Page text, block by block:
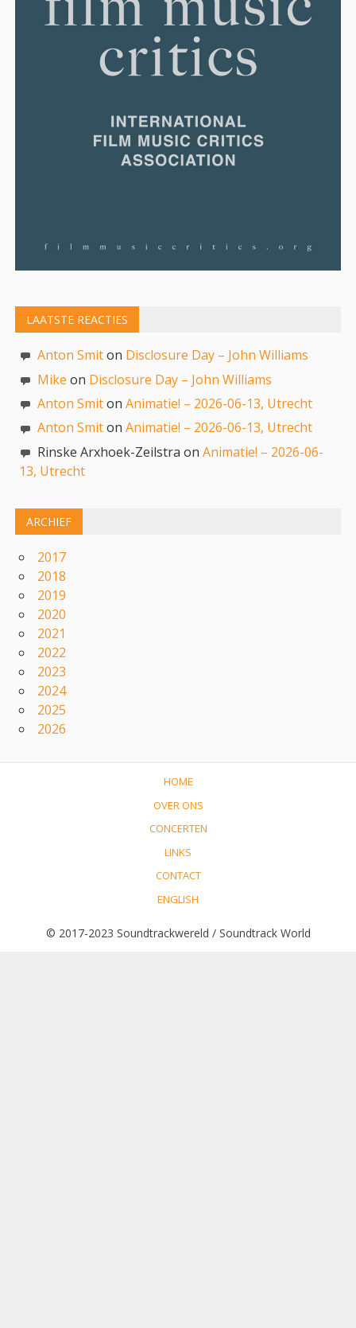
LAATSTE REACTIES
Anton Smiton Disclosure Day – John Williams
Mike on Disclosure Day – John Williams
Anton SmitonAnimatie! – 2026-06-13, Utrecht
Anton SmitonAnimatie! – 2026-06-13, Utrecht
Rinske Arxhoek-Zeilstra onAnimatie! – 2026-06-
13, Utrecht
ARCHIEF
2017
2018
2019
2020
2021
2022
2023
2024
2025
2026
HOME
OVER ONS
CONCERTEN
LINKS
CONTACT
ENGLISH
© 2017-2023 Soundtrackwereld / Soundtrack World